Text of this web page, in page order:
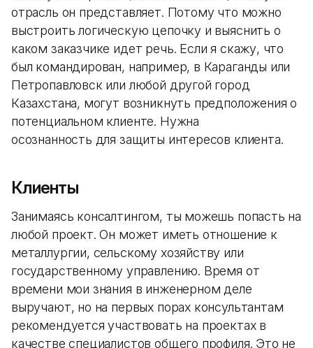
отрасль он представляет. Потому что можно
выстроить логическую цепочку и выяснить о
каком заказчике идет речь. Если я скажу, что
был командирован, например, в Караганды или
Петропавловск или любой другой город
Казахстана, могут возникнуть предположения о
потенциальном клиенте. Нужна
осознанность для защиты интересов клиента.
Клиенты
Занимаясь консалтингом, ты можешь попасть на
любой проект. Он может иметь отношение к
металлургии, сельскому хозяйству или
государственному управлению. Время от
времени мои знания в инженерном деле
выручают, но на первых порах консультантам
рекомендуется участвовать на проектах в
качестве специалистов общего профиля. Это не